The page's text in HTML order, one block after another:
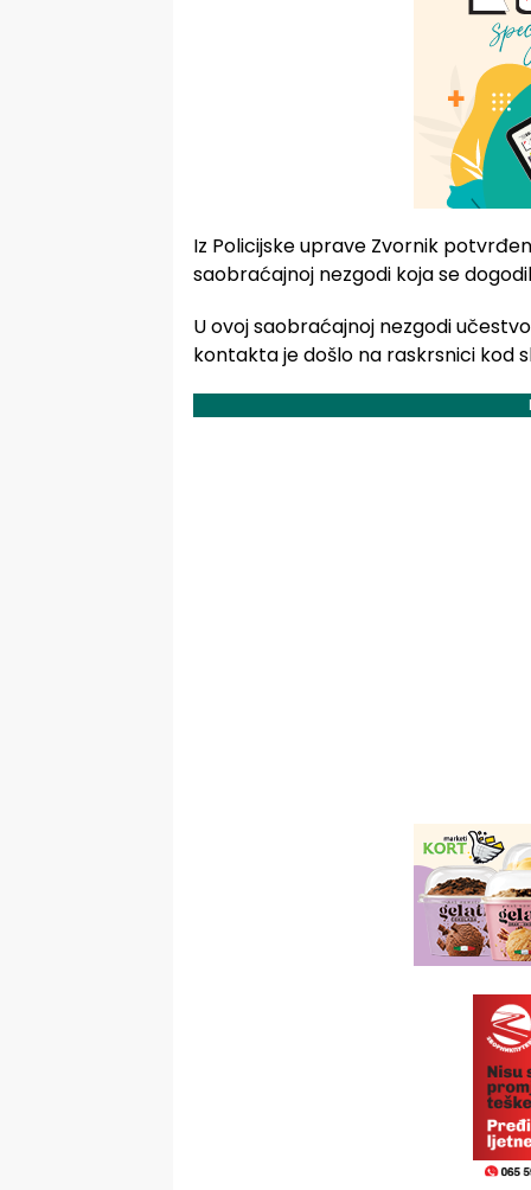
Iz Policijske uprave Zvornik
saobraćajnoj nezgodi koja se
U ovoj saobraćajnoj nezgodi
kontakta je došlo na raskrsnici kod